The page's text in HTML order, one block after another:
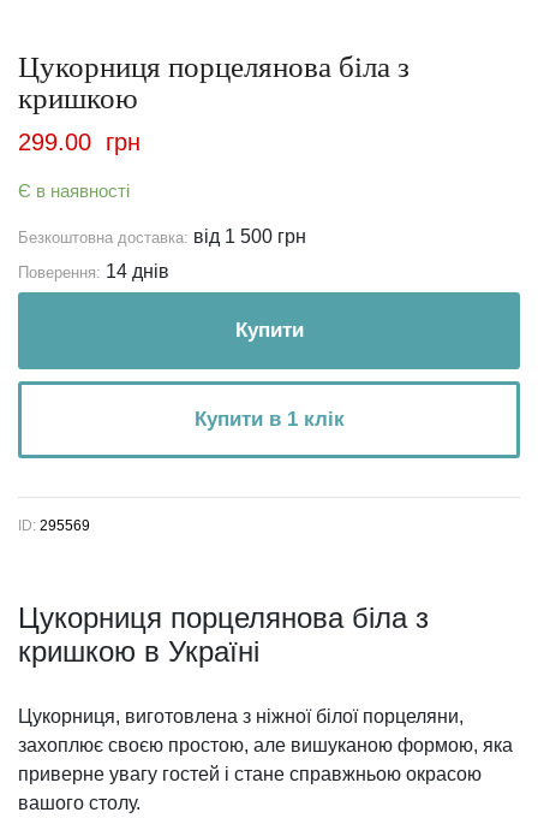
Цукорниця порцелянова біла з
кришкою
299.00 грн
Є в наявності
Безкоштовна доставка: від 1 500 грн
Поверення: 14 днів
Купити
Купити в 1 клік
ID: 295569
Цукорниця порцелянова біла з
кришкою в Україні
Цукорниця, виготовлена з ніжної білої порцеляни,
захоплює своєю простою, але вишуканою формою, яка
приверне увагу гостей і стане справжньою окрасою
вашого столу.